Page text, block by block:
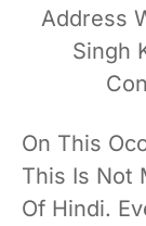
Address
Singh
On This
This Is Not
Of Hindi.